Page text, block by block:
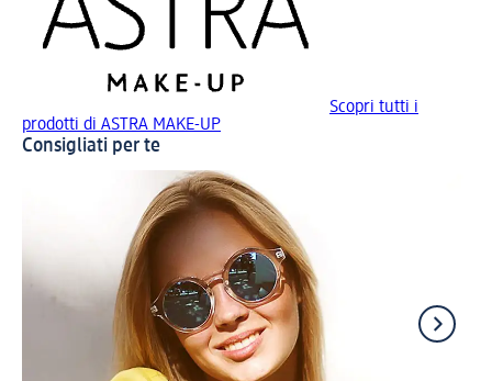
Scopri tutti i
prodotti di ASTRA MAKE-UP
Consigliati per te